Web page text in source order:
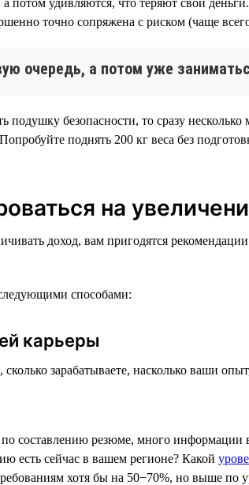
точно сопряжена с риском (чаще
очередь, а потом уже
безопасности, то сразу
поднять 200 кг веса без
на
доход, вам пригодятся рекомендации
способами:
карьеры
сколько зарабатываете, насколько ваши
составлению резюме, много информации
есть сейчас в вашем регионе? Какой
хотя бы на 50−70%, но выше по